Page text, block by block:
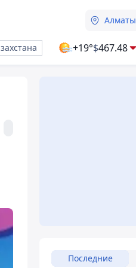
Алматы
+19°$467.48
Последние